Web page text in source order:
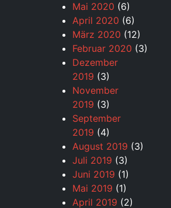
Mai 2020 (6)
April 2020 (6)
März 2020 (12)
Februar 2020 (3)
Dezember
2019 (3)
November
2019 (3)
September
2019 (4)
August 2019 (3)
Juli 2019 (3)
Juni 2019 (1)
Mai 2019 (1)
April 2019 (2)